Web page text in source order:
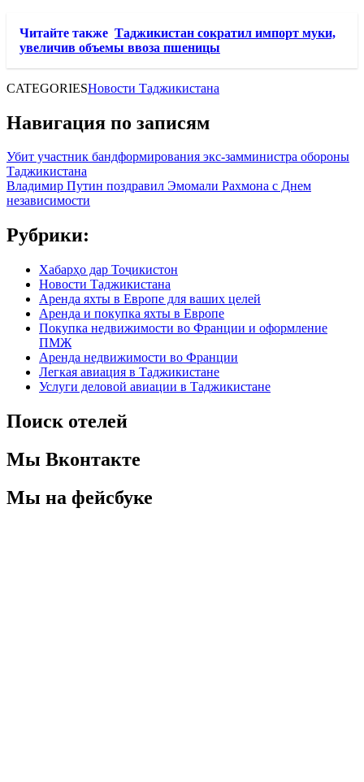
Читайте также Таджикистан сократил импорт муки,
увеличив объемы ввоза пшеницы
CATEGORIESНовости Таджикистана
Навигация по записям
Убит участник бандформирования экс-замминистра обороны
Таджикистана
Владимир Путин поздравил Эмомали Рахмона с Днем
независимости
Рубрики:
Хабарҳо дар Тоҷикистон
Новости Таджикистана
Аренда яхты в Европе для ваших целей
Аренда и покупка яхты в Европе
Покупка недвижимости во Франции и оформление
ПМЖ
Аренда недвижимости во Франции
Легкая авиация в Таджикистане
Услуги деловой авиации в Таджикистане
Поиск отелей
Мы Вконтакте
Мы на фейсбуке